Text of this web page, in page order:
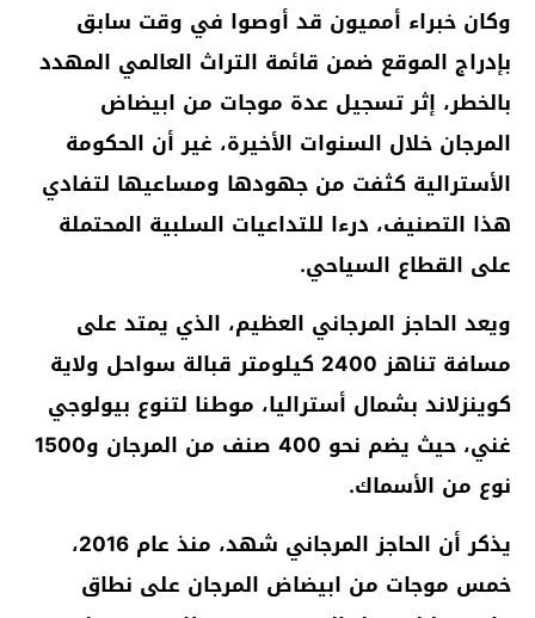
وكان خبراء أمميون قد أوصوا في وقت سابق
بإدراج الموقع ضمن قائمة التراث العالمي المهدد
بالخطر، إثر تسجيل عدة موجات من ابيضاض
المرجان خلال السنوات الأخيرة، غير أن الحكومة
الأسترالية كثفت من جهودها ومساعيها لتفادي
هذا التصنيف، درءا للتداعيات السلبية المحتملة
على القطاع السياحي.
ويعد الحاجز المرجاني العظيم، الذي يمتد على
مسافة تناهز 2400 كيلومتر قبالة سواحل ولاية
كوينزلاند بشمال أستراليا، موطنا لتنوع بيولوجي
غني، حيث يضم نحو 400 صنف من المرجان و1500
نوع من الأسماك.
يذكر أن ​الحاجز المرجاني شهد، منذ عام 2016،
خمس موجات من ابيضاض المرجان ​على ⁠نطاق